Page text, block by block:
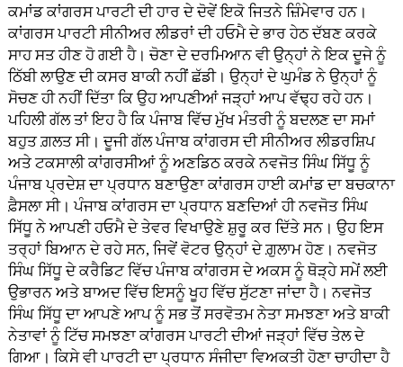
ਕਮਾਂਡ ਕਾਂਗਰਸ ਪਾਰਟੀ ਦੀ ਹਾਰ ਦੇ ਦੋਵੇਂ ਇਕੋ ਜਿਤਨੇ ਜ਼ਿੰਮੇਵਾਰ ਹਨ।
ਕਾਂਗਰਸ ਪਾਰਟੀ ਸੀਨੀਅਰ ਲੀਡਰਾਂ ਦੀ ਹਓਮੈ ਦੇ ਭਾਰ ਹੇਠ ਦੱਬਣ ਕਰਕੇ
ਸਾਹ ਸਤ ਹੀਣ ਹੋ ਗਈ ਹੈ। ਚੋਣਾ ਦੇ ਦਰਮਿਆਨ ਵੀ ਉਨ੍ਹਾਂ ਨੇ ਇਕ ਦੂਜੇ ਨੂੰ
ਠਿੱਬੀ ਲਾਉਣ ਦੀ ਕਸਰ ਬਾਕੀ ਨਹੀਂ ਛੱਡੀ। ਉਨ੍ਹਾਂ ਦੇ ਘੁਮੰਡ ਨੇ ਉਨ੍ਹਾਂ ਨੂੰ
ਸੋਚਣ ਹੀ ਨਹੀਂ ਦਿੱਤਾ ਕਿ ਉਹ ਆਪਣੀਆਂ ਜੜ੍ਹਾਂ ਆਪ ਵੱਢ੍ਹ ਰਹੇ ਹਨ।
ਪਹਿਲੀ ਗੱਲ ਤਾਂ ਇਹ ਹੈ ਕਿ ਪੰਜਾਬ ਵਿੱਚ ਮੁੱਖ ਮੰਤਰੀ ਨੂੰ ਬਦਲਣ ਦਾ ਸਮਾਂ
ਬਹੁਤ ਗ਼ਲਤ ਸੀ। ਦੂਜੀ ਗੱਲ ਪੰਜਾਬ ਕਾਂਗਰਸ ਦੀ ਸੀਨੀਅਰ ਲੀਡਰਸ਼ਿਪ
ਅਤੇ ਟਕਸਾਲੀ ਕਾਂਗਰਸੀਆਂ ਨੂੰ ਅਣਡਿਠ ਕਰਕੇ ਨਵਜੋਤ ਸਿੰਘ ਸਿੱਧੂ ਨੂੰ
ਪੰਜਾਬ ਪ੍ਰਦੇਸ਼ ਦਾ ਪ੍ਰਧਾਨ ਬਣਾਉਣਾ ਕਾਂਗਰਸ ਹਾਈ ਕਮਾਂਡ ਦਾ ਬਚਕਾਨਾ
ਫ਼ੈਸਲਾ ਸੀ। ਪੰਜਾਬ ਕਾਂਗਰਸ ਦਾ ਪ੍ਰਧਾਨ ਬਣਦਿਆਂ ਹੀ ਨਵਜੋਤ ਸਿੰਘ
ਸਿੱਧੂ ਨੇ ਆਪਣੀ ਹਓਮੈ ਦੇ ਤੇਵਰ ਵਿਖਾਉਣੇ ਸ਼ੁਰੂ ਕਰ ਦਿੱਤੇ ਸਨ। ਉਹ ਇਸ
ਤਰ੍ਹਾਂ ਬਿਆਨ ਦੇ ਰਹੇ ਸਨ, ਜਿਵੇਂ ਵੋਟਰ ਉਨ੍ਹਾਂ ਦੇ ਗ਼ੁਲਾਮ ਹੋਣ। ਨਵਜੋਤ
ਸਿੰਘ ਸਿੱਧੂ ਦੇ ਕਰੈਡਿਟ ਵਿੱਚ ਪੰਜਾਬ ਕਾਂਗਰਸ ਦੇ ਅਕਸ ਨੂੰ ਥੋੜ੍ਹੇ ਸਮੇਂ ਲਈ
ਉਭਾਰਨ ਅਤੇ ਬਾਅਦ ਵਿੱਚ ਇਸਨੂੰ ਖੂਹ ਵਿੱਚ ਸੁੱਟਣਾ ਜਾਂਦਾ ਹੈ। ਨਵਜੋਤ
ਸਿੰਘ ਸਿੱਧੂ ਦਾ ਆਪਣੇ ਆਪ ਨੂੰ ਸਭ ਤੋਂ ਸਰਵੋਤਮ ਨੇਤਾ ਸਮਝਣਾ ਅਤੇ ਬਾਕੀ
ਨੇਤਾਵਾਂ ਨੂੰ ਟਿੱਚ ਸਮਝਣਾ ਕਾਂਗਰਸ ਪਾਰਟੀ ਦੀਆਂ ਜੜ੍ਹਾਂ ਵਿੱਚ ਤੇਲ ਦੇ
ਗਿਆ। ਕਿਸੇ ਵੀ ਪਾਰਟੀ ਦਾ ਪ੍ਰਧਾਨ ਸੰਜੀਦਾ ਵਿਅਕਤੀ ਹੋਣਾ ਚਾਹੀਦਾ ਹੈ